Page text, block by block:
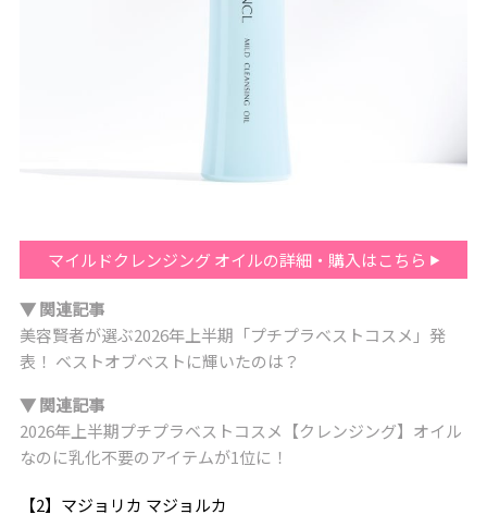
マイルドクレンジング オイルの詳細・購入はこちら
▼ 関連記事
美容賢者が選ぶ2026年上半期「プチプラベストコスメ」発
表！ ベストオブベストに輝いたのは？
▼ 関連記事
2026年上半期プチプラベストコスメ【クレンジング】オイル
なのに乳化不要のアイテムが1位に！
【2】マジョリカ マジョルカ